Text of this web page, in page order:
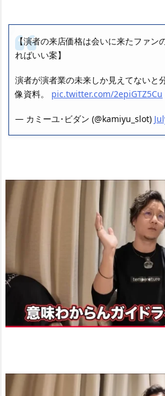
【演者の来店価格は会いに来たファン
ればいい案】
演者が演者業の未来しか見えてないと
像資料。 pic.twitter.com/2epiGTZ5Cu
— カミーユ･ビダン (@kamiyu_slot)